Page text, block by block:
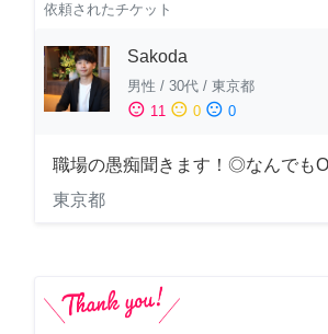
依頼されたチケット
Sakoda
男性 / 30代 / 東京都
sentiment_satisfied 11 sentiment_neutral 0 sentiment_dissatisfied 0
職場の愚痴聞きます！◎なんでも
東京都